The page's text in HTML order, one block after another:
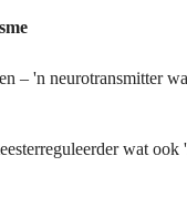
– 'n neurotransmitter
wat